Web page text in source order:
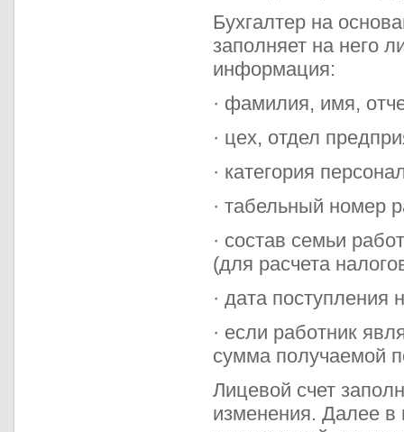
Бухгалтер на
заполняет на него
информация:
· фамилия, имя,
· цех, отдел
· категория
· табельный номер
· состав семьи
(для расчета
· дата поступления
· если работник
сумма получаемой
Лицевой счет
изменения. Далее в